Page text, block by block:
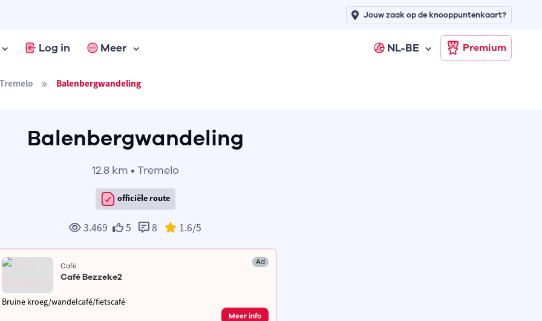
Log in Meer NL-BE Premium
Jouw zaak op de knooppuntenkaart?
Tremelo Balenbergwandeling
Balenbergwandeling
12.8 km • Tremelo
officiële route
3.469 5 8 1.6/5
Café Ad
Café Bezzeke2
Bruine kroeg/wandelcafé/fietscafé
Meer info